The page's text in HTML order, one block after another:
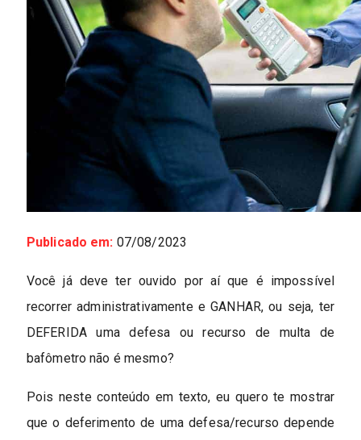
Publicado em: 07/08/2023
Você já deve ter ouvido por aí que é impossível
recorrer administrativamente e GANHAR, ou seja, ter
DEFERIDA uma defesa ou recurso de multa de
bafômetro não é mesmo?
Pois neste conteúdo em texto, eu quero te mostrar
que o deferimento de uma defesa/recurso depende